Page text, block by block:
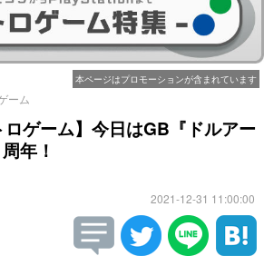
本ページはプロモーションが含まれています
ーム
ロゲーム】今日はGB『ドルアー
年！
2021-12-31 11:00:00